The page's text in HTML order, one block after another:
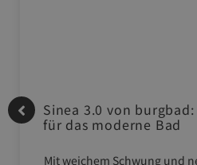
Sinea 3.0 von
für das moderne Bad
Mit weichem Schwung und